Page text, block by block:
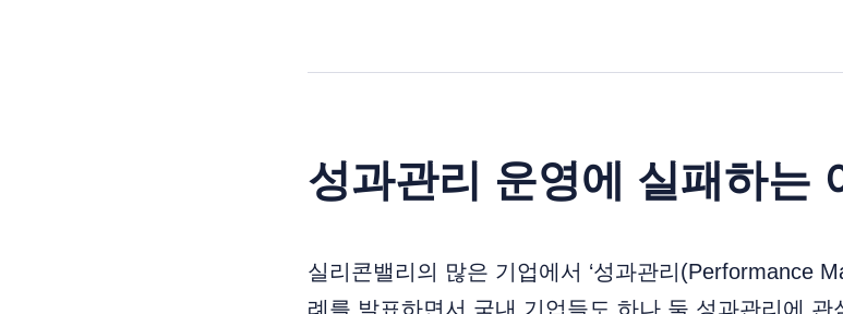
성과관리 운영에 실패하는
실리콘밸리의 많은 기업에서 ‘성과관리(Performance
례를 발표하면서 국내 기업들도 하나 둘 성과관리에 관